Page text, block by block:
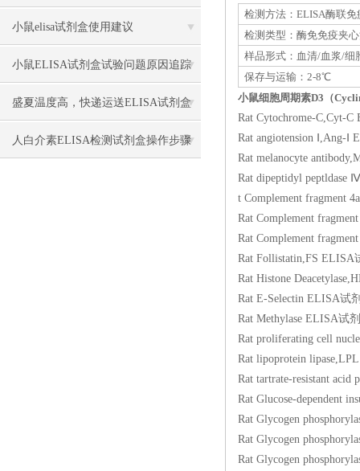
小鼠elisa试剂盒使用建议
小鼠ELISA试剂盒试验问题原因追踪
盛夏温度高，快递运送ELISA试剂盒
要做哪些保温保冷措施防止失效？
人白介素ELISA检测试剂盒​操作步骤
检测方法：ELISA酶联免
检测类型：酶免免疫夹
样品形式：血清/血浆/细
保存与运输：2-8℃
小鼠细胞周期素D3（
Rat Cytochrome-C,Cyt-
Rat angiotension Ⅰ,Ang-
Rat melanocyte
Rat dipeptidyl
t Complement fragment
Rat Complement
Rat Complement
Rat Follistatin,FS
Rat Histone
Rat E-Selectin ELISA试
Rat Methylase ELISA
Rat proliferating cell
Rat lipoprotein
Rat tartrate-resistant
Rat Glucose-dependent
Rat Glycogen
Rat Glycogen
Rat Glycogen